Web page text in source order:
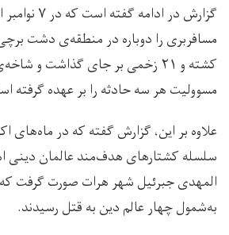
گزارش در
کشته و ۲۱ زخمی بر جای گذاشت و
مسوولیت هر سه حادثه را بر عهده گرفته
علاوه بر این، گزارش گفته که در ماه‌های
سلسله کشتارهای هدف‌مند عالمان دینی
المهدی جبرئیل شهر هرات صورت گرفت
به‌شمول چهار عالم دین به قتل رسیدند.